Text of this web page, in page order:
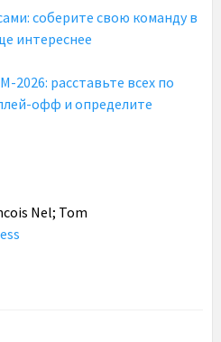
соберите свою команду в
интереснее
2026: расставьте всех по
офф и определите
Nel; Tom